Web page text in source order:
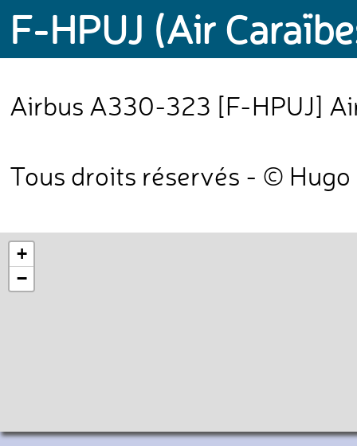
F-HPUJ (Air
Airbus A330-323 [F-HPUJ]
Tous droits réservés - © Hugo
+
−